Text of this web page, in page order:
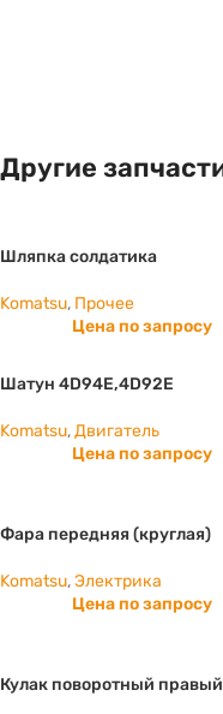
Другие
Шляпка солдатика
Komatsu, Прочее
Цена по запросу
Шатун 4D94E,4D92E
Komatsu,Двигатель
Цена по запросу
Фара передняя (круглая)
Komatsu,Электрика
Цена по запросу
Кулак поворотный